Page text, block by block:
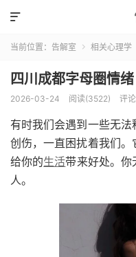

当前位置： 告解室  相关心理学
四川成都字母圈情绪
2026-03-24 阅读(3522) 评
有时我们会遇到一些无
创伤，一直困扰着我们
给你的生活带来好处。你
人。